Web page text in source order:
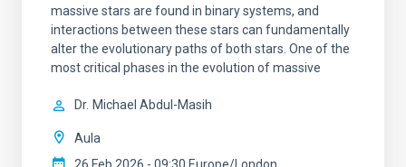
massive stars are found in binary systems, and
interactions between these stars can fundamentally
alter the evolutionary paths of both stars. One of the
most critical phases in the evolution of massive
Dr. Michael Abdul-Masih
Aula